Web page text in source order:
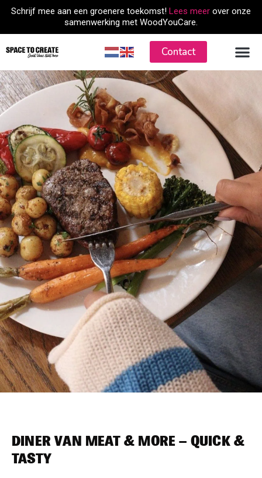
SkipSchrijf mee aan een groenere toekomst! Lees meer over onze
samenwerking met WoodYouCare.
Contact
DINER VAN MEAT & MORE – QUICK &
TASTY